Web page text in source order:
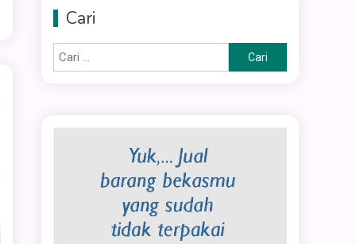
Cari
Cari
untuk: